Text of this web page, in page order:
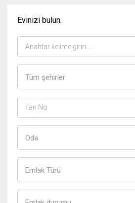
Evinizi bulun.
Tüm şehirler
Oda
Emlak Türü